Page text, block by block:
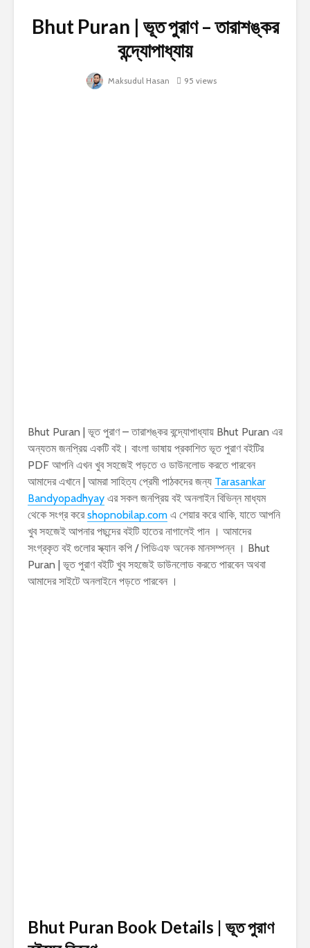
Bhut Puran | ভূত পুরাণ – তারাশঙ্কর
বন্দ্যোপাধ্যায়
Maksudul Hasan 95 views
Bhut Puran | ভূত পুরাণ – তারাশঙ্কর বন্দ্যোপাধ্যায় Bhut Puran এর
অন্যতম জনপ্রিয় একটি বই। বাংলা ভাষায় প্রকাশিত ভূত পুরাণ বইটির
PDF আপনি এখন খুব সহজেই পড়তে ও ডাউনলোড করতে পারবেন
আমাদের এখানে | আমরা সাহিত্য প্রেমী পাঠকদের জন্য Tarasankar
Bandyopadhyay এর সকল জনপ্রিয় বই অনলাইন বিভিন্ন মাধ্যম
থেকে সংগ্র করেshopnobilap.com এ শেয়ার করে থাকি, যাতে আপনি
খুব সহজেই আপনার পছন্দের বইটি হাতের নাগালেই পান । আমাদের
সংগ্রকৃত বই গুলোর স্ক্যান কপি / পিডিএফ অনেক মানসম্পন্ন । Bhut
Puran | ভূত পুরাণ বইটি খুব সহজেই ডাউনলোড করতে পারবেন অথবা
আমাদের সাইটে অনলাইনে পড়তে পারবেন ।
Bhut Puran Book Details | ভূত পুরাণ